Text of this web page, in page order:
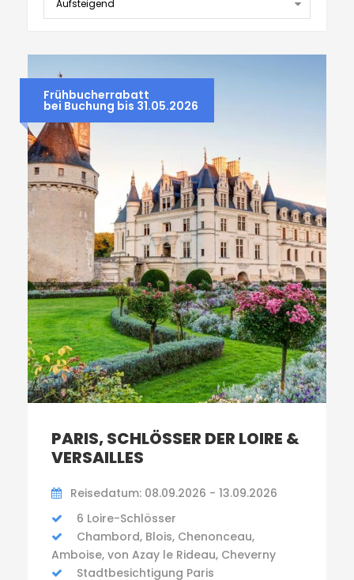
Frühbucherrabatt
bei Buchung bis 31.05.2026
PARIS, SCHLÖSSER DER LOIRE &
VERSAILLES
Reisedatum: 08.09.2026 - 13.09.2026
6 Loire-Schlösser
Chambord, Blois, Chenonceau,
Amboise, von Azay le Rideau, Cheverny
Stadtbesichtigung Paris